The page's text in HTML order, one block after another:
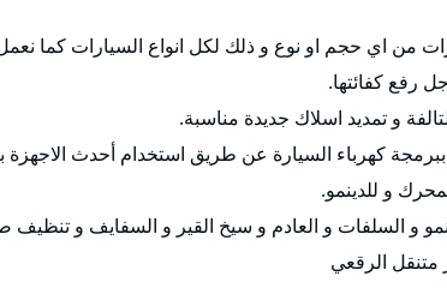
من اي حجم او نوع و ذلك لكل انواع السيارات كما
رفع كفائتها.
و تمديد اسلاك جديدة مناسبة.
كهرباء السيارة عن طريق استخدام أحدث الاجهزة
و للدينمو.
و السلفات و العادم و سيخ القير و السفايف و تنظيف
متنقل الرقعي